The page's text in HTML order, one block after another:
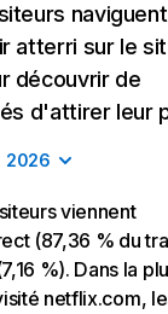
naviguent
atterri sur le
découvrir de
d'attirer leur
2026
viennent
(87,36 % du
%). Dans la
netflix.com,